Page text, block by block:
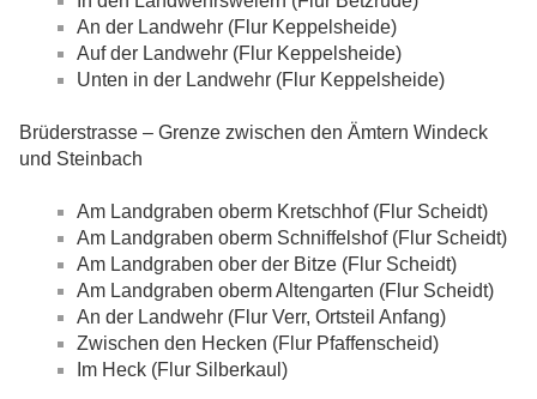
An der Landwehr (Flur Keppelsheide)
Auf der Landwehr (Flur Keppelsheide)
Unten in der Landwehr (Flur Keppelsheide)
Brüderstrasse – Grenze zwischen den Ämtern Windeck
und Steinbach
Am Landgraben oberm Kretschhof (Flur Scheidt)
Am Landgraben oberm Schniffelshof (Flur Scheidt)
Am Landgraben ober der Bitze (Flur Scheidt)
Am Landgraben oberm Altengarten (Flur Scheidt)
An der Landwehr (Flur Verr, Ortsteil Anfang)
Zwischen den Hecken (Flur Pfaffenscheid)
Im Heck (Flur Silberkaul)